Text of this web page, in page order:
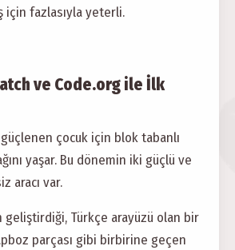
için fazlasıyla yeterli.
ve Code.org ile İlk
güçlenen çocuk için blok tabanlı
yaşar. Bu dönemin iki güçlü ve
aracı var.
geliştirdiği, Türkçe arayüzü olan bir
parçası gibi birbirine geçen